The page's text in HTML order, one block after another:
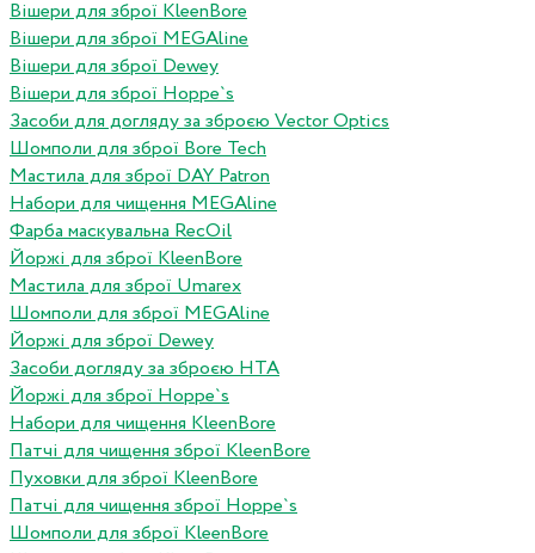
Вішери для зброї KleenBore
Вішери для зброї MEGAline
Вішери для зброї Dewey
Вішери для зброї Hoppe`s
Засоби для догляду за зброєю Vector Optics
Шомполи для зброї Bore Tech
Мастила для зброї DAY Patron
Набори для чищення MEGAline
Фарба маскувальна RecOil
Йоржі для зброї KleenBore
Мастила для зброї Umarex
Шомполи для зброї MEGAline
Йоржі для зброї Dewey
Засоби догляду за зброєю HTA
Йоржі для зброї Hoppe`s
Набори для чищення KleenBore
Патчі для чищення зброї KleenBore
Пуховки для зброї KleenBore
Патчі для чищення зброї Hoppe`s
Шомполи для зброї KleenBore